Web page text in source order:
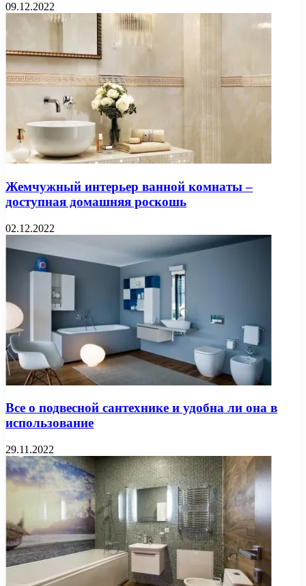
09.12.2022
Жемчужный интерьер ванной комнаты –
доступная домашняя роскошь
02.12.2022
Все о подвесной сантехнике и удобна ли она в
использование
29.11.2022